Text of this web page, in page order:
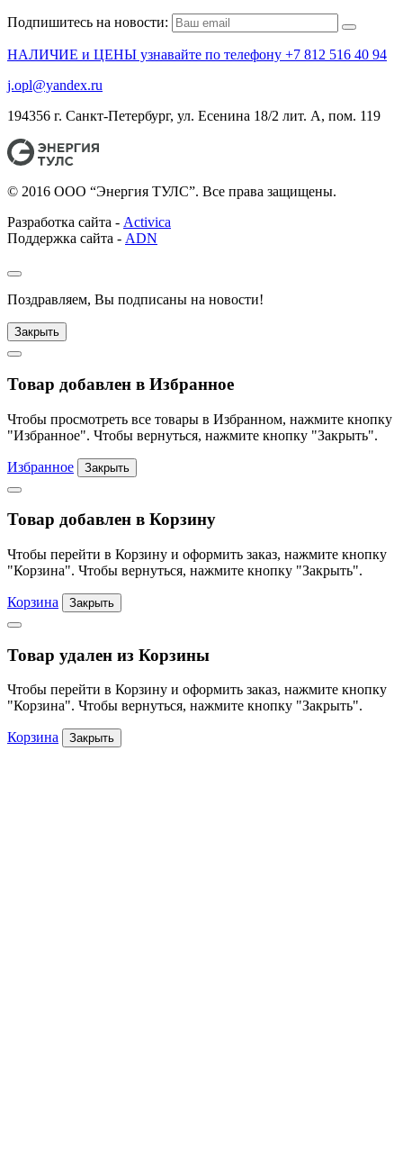
Подпишитесь на новости:
НАЛИЧИЕ и ЦЕНЫ узнавайте по телефону +7 812 516 40 94
j.opl@yandex.ru
194356 г. Санкт-Петербург, ул. Есенина 18/2 лит. А, пом. 119
© 2016 ООО “Энергия ТУЛС”. Все права защищены.
Разработка сайта - Activica
Поддержка сайта - ADN
Поздравляем, Вы подписаны на новости!
Закрыть
Товар добавлен в Избранное
Чтобы просмотреть все товары в Избранном, нажмите кнопку
"Избранное". Чтобы вернуться, нажмите кнопку "Закрыть".
Избранное Закрыть
Товар добавлен в Корзину
Чтобы перейти в Корзину и оформить заказ, нажмите кнопку
"Корзина". Чтобы вернуться, нажмите кнопку "Закрыть".
Корзина Закрыть
Товар удален из Корзины
Чтобы перейти в Корзину и оформить заказ, нажмите кнопку
"Корзина". Чтобы вернуться, нажмите кнопку "Закрыть".
Корзина Закрыть